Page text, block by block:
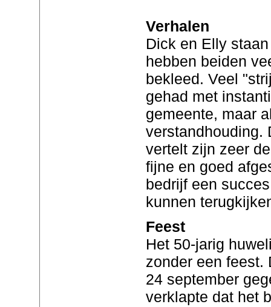
Verhalen
Dick en Elly
hebben beiden
bekleed. Veel
gehad met
gemeente, maar
verstandhouding.
vertelt zijn zeer
fijne en goed
bedrijf een
kunnen
Feest
Het 50-jarig
zonder een feest.
24 september
verklapte dat het